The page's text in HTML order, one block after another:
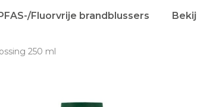
Fluorvrije brandblussers
250 ml